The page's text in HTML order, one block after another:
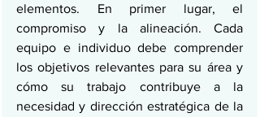
elementos. En primer lugar, el
compromiso y la alineación. Cada
equipo e individuo debe comprender
los objetivos relevantes para su área y
cómo su trabajo contribuye a la
necesidad y dirección estratégica de la